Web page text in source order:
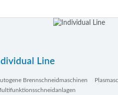
Line
Brennschneidmaschinen